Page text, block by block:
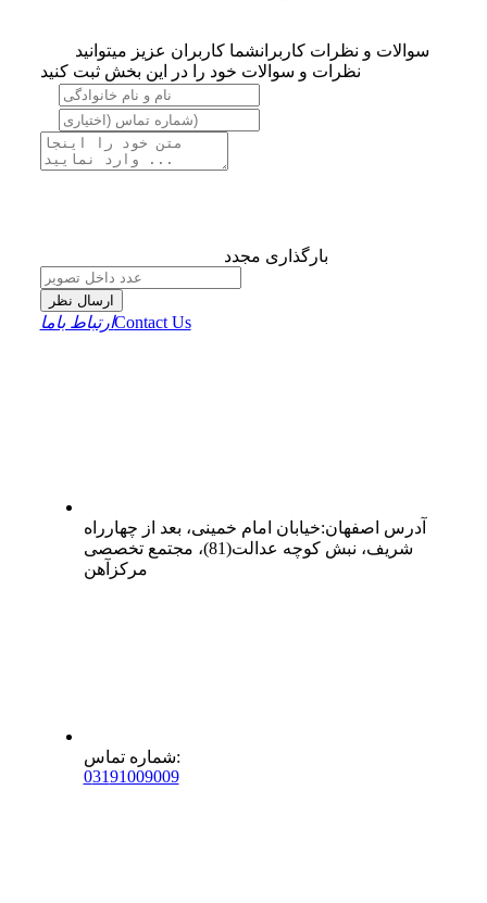
سوالات و نظرات کاربرانشما کاربران عزیز میتوانید
نظرات و سوالات خود را در این بخش ثبت کنید
بارگذاری مجدد
ارسال نظر
ارتباط باماContact Us
آدرس اصفهان:خیابان امام خمینی، بعد از چهارراه
شریف، نبش کوچه عدالت(81)، مجتمع تخصصی
مرکزآهن
شماره تماس:
03191009009